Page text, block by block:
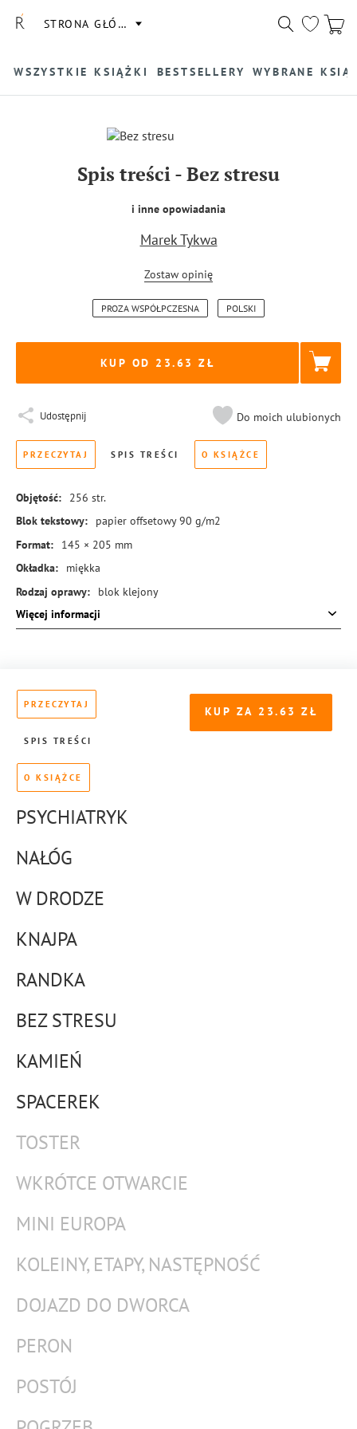
STRONA GŁÓWNA
WSZYSTKIE KSIĄŻKI BESTSELLERY WYBRANE
Spis treści-Bez stresu
i inne opowiadania
Marek Tykwa
Zostaw opinię
PROZA WSPÓŁPCZESNA POLSKI
KUP OD 23.63
Udostępnij Do moich ulubionych
PRZECZYTAJ SPIS TREŚCI O KSIĄŻCE
Objętość: 256 str.
Blok tekstowy:
papier offsetowy 90 g/m2
Format:
145 × 205 mm
Okładka:
miękka
Rodzaj oprawy:
blok klejony
ISBN:
978-83-8155-210-3
Więcej informacji
KUP ZA 23.63
PRZECZYTAJ
SPIS TREŚCI
O KSIĄŻCE
PSYCHIATRYK
NAŁÓG
W DRODZE
KNAJPA
RANDKA
BEZ STRESU
KAMIEŃ
SPACEREK
TOSTER
WKRÓTCE OTWARCIE
MINI EUROPA
KOLEINY, ETAPY, NASTĘPNOŚĆ
DOJAZD DO DWORCA
PERON
POSTÓJ